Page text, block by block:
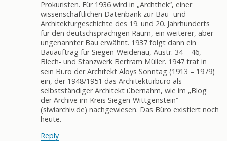
Prokuristen. Für 1936 wird in „Archthek“, einer
wissenschaftlichen Datenbank zur Bau- und
Architekturgeschichte des 19. und 20. Jahrhunderts
für den deutschsprachigen Raum, ein weiterer, aber
ungenannter Bau erwähnt. 1937 folgt dann ein
Bauauftrag für Siegen-Weidenau, Austr. 34 – 46,
Blech- und Stanzwerk Bertram Müller. 1947 trat in
sein Büro der Architekt Aloys Sonntag (1913 – 1979)
ein, der 1948/1951 das Architekturbüro als
selbstständiger Architekt übernahm, wie im „Blog
der Archive im Kreis Siegen-Wittgenstein“
(siwiarchiv.de) nachgewiesen. Das Büro existiert noch
heute.
Reply